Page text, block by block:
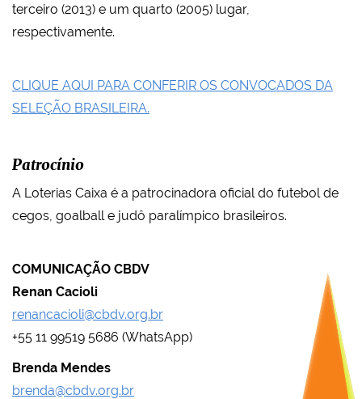
terceiro (2013) e um quarto (2005) lugar,
respectivamente.
CLIQUE AQUI PARA CONFERIR OS CONVOCADOS DA
SELEÇÃO BRASILEIRA.
Patrocínio
A Loterias Caixa é a patrocinadora oficial do futebol de
cegos, goalball e judô paralímpico brasileiros.
COMUNICAÇÃO CBDV
Renan Cacioli
renancacioli@cbdv.org.br
+55 11 99519 5686 (WhatsApp)
Brenda Mendes
brenda@cbdv.org.br